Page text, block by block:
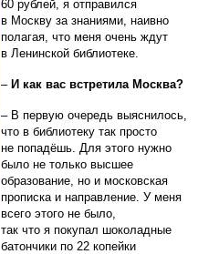
60 рублей, я отправился
в Москву за знаниями, наивно
полагая, что меня очень ждут
в Ленинской библиотеке.
–И как вас встретила Москва?
– В первую очередь выяснилось,
что в библиотеку так просто
не попадёшь. Для этого нужно
было не только высшее
образование, но и московская
прописка и направление. У меня
всего этого не было,
так что я покупал шоколадные
батончики по 22 копейки